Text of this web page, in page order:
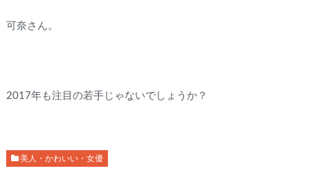
可奈さん。
2017年も注目の若手じゃないでしょうか？
美人・かわいい・女優